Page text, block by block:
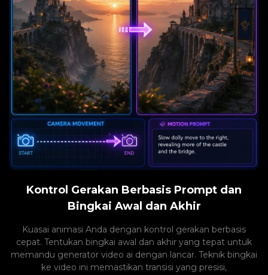
Kontrol Gerakan Berbasis Prompt dan
Bingkai Awal dan Akhir
Kuasai animasi Anda dengan kontrol gerakan berbasis
cepat. Tentukan bingkai awal dan akhir yang tepat untuk
memandu generator video ai dengan lancar. Teknik bingkai
ke video ini memastikan transisi yang presisi,